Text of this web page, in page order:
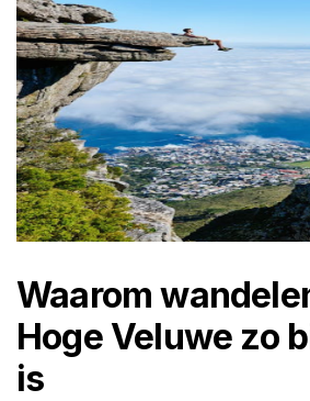
Waarom
Hoge Veluwe zo
is